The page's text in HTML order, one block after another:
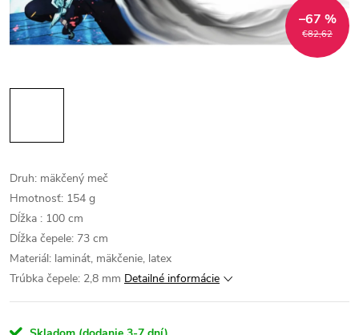
€82,62
–67 %
Druh: mäkčený meč
Hmotnosť: 154 g
Dĺžka : 100 cm
Dĺžka čepele: 73 cm
Materiál: laminát, mäkčenie, latex
Trúbka čepele: 2,8 mm Detailné informácie